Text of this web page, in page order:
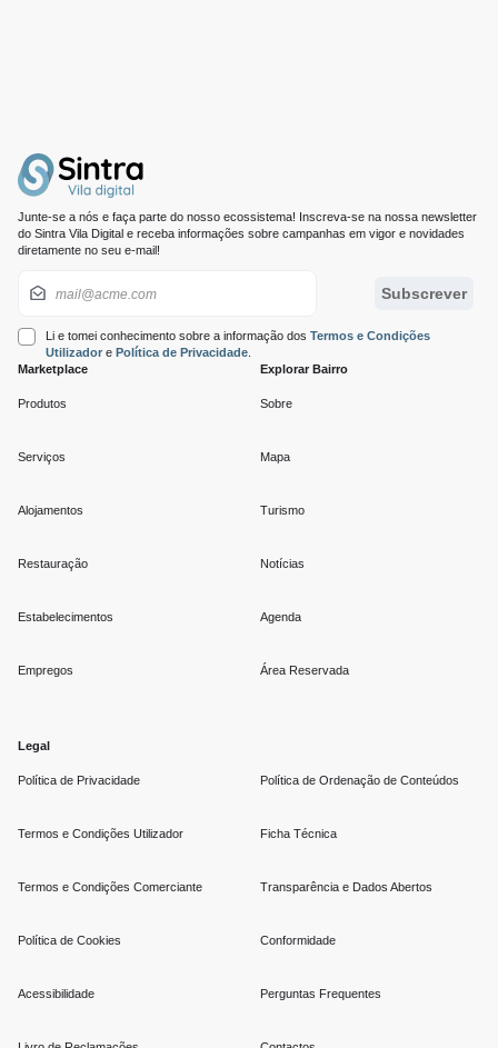
Junte-se a nós e faça parte do nosso ecossistema! Inscreva-se na nossa newsletter
do Sintra Vila Digital e receba informações sobre campanhas em vigor e novidades
diretamente no seu e-mail!
Subscrever
Li e tomei conhecimento sobre a informação dos Termos e Condições
Utilizador e Política de Privacidade
Marketplace
Produtos
Serviços
Alojamentos
Restauração
Estabelecimentos
Empregos
Explorar Bairro
Sobre
Mapa
Turismo
Notícias
Agenda
Área Reservada
Legal
Política de Privacidade
Termos e Condições Utilizador
Termos e Condições Comerciante
Política de Cookies
Acessibilidade
Política de Ordenação de Conteúdos
Ficha Técnica
Transparência e Dados Abertos
Conformidade
Perguntas Frequentes